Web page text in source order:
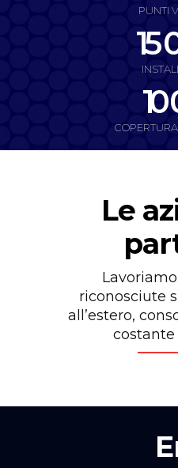
PUNTI
0
1
4
5
0
10
Le
riconosciute
all’estero,
costante